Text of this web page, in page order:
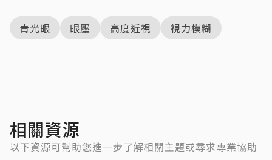
青光眼 眼壓 高度近視 視力模糊
相關資源
以下資源可幫助您進一步了解相關主題或尋求專業協助